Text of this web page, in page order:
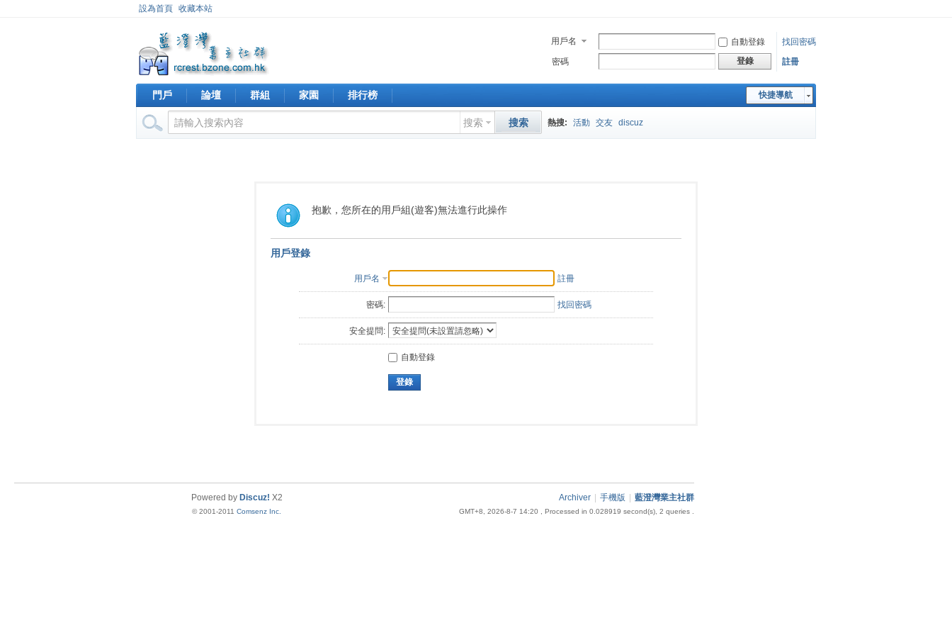
設為首頁 收藏本站
用戶名 自動登錄
找回密碼
密碼
登錄 註冊
快捷導航
門戶 論壇 群組 家園 排行榜
搜索 搜索 熱搜: 活動 交友 discuz
抱歉，您所在的用戶組(遊客)無法進行此操作
用戶登錄
用戶名 註冊
密碼: 找回密碼
安全提問:
自動登錄
登錄
Archiver 手機版 藍澄灣業主社群
GMT+8, 2026-8-7 14:20 , Processed in 0.028919 second(s), 2 queries .
Powered by Discuz! X2
© 2001-2011 Comsenz Inc.